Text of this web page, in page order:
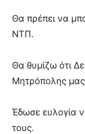
Θα πρέπει να
ΝΤΠ.
Θα θυμίζω ότι
Μητρόπολης μας
Έδωσε ευλογία
τους.